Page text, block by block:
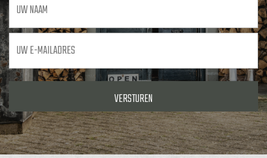
naam
mailadres *